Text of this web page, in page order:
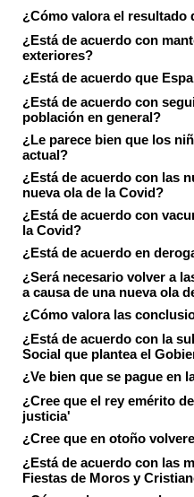
¿Cómo valora el resultado
¿Está de acuerdo con
exteriores?
¿Está de acuerdo que
¿Está de acuerdo con
población en general?
¿Le parece bien que los
actual?
¿Está de acuerdo con las
nueva ola de la Covid?
¿Está de acuerdo con
la Covid?
¿Está de acuerdo en
¿Será necesario volver a
a causa de una nueva ola
¿Cómo valora las
¿Está de acuerdo con la
Social que plantea el
¿Ve bien que se pague en
¿Cree que el rey emérito
justicia'
¿Cree que en otoño
¿Está de acuerdo con las
Fiestas de Moros y